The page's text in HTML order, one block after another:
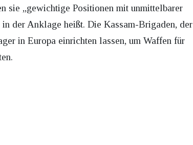
sie „gewichtige Positionen mit unmittelbarer
der Anklage heißt. Die Kassam-Brigaden, der
in Europa einrichten lassen, um Waffen für